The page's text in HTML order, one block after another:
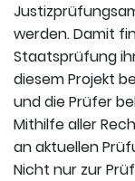
werden. Damit
Staatsprüfung
diesem Projekt
und die Prüfer
Mithilfe aller
an aktuellen
Nicht nur zur